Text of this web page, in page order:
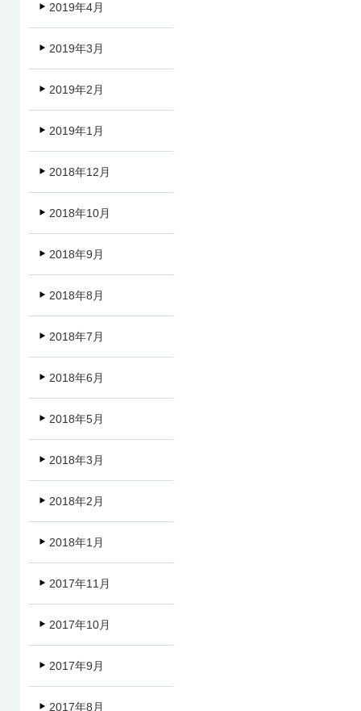
2019年4月
2019年3月
2019年2月
2019年1月
2018年12月
2018年10月
2018年9月
2018年8月
2018年7月
2018年6月
2018年5月
2018年3月
2018年2月
2018年1月
2017年11月
2017年10月
2017年9月
2017年8月